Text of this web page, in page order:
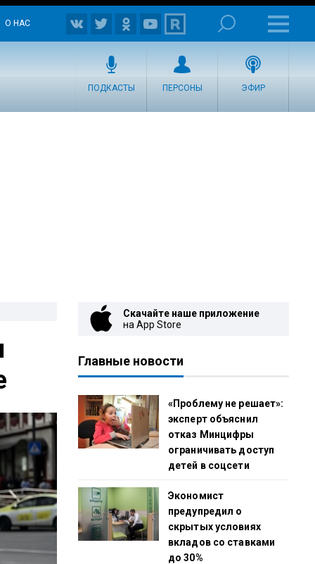
О НАС
ПОДКАСТЫ ПЕРСОНЫ ЭФИР
Скачайте наше приложение
на App Store
Главные новости
«Проблему не решает»:
эксперт объяснил
отказ Минцифры
ограничивать доступ
детей в соцсети
Экономист
предупредил о
скрытых условиях
вкладов со ставками
до 30%